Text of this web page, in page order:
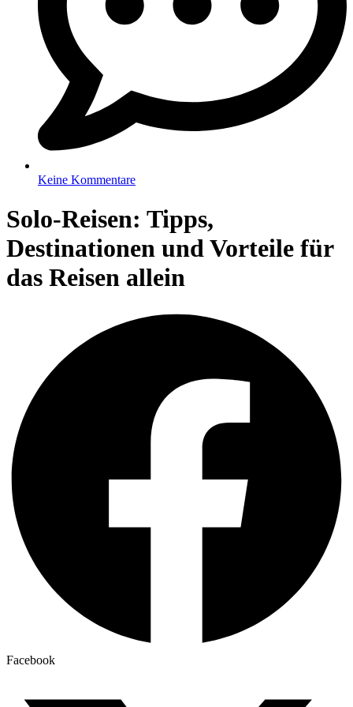
Keine Kommentare
Solo-Reisen: Tipps,
Destinationen und Vorteile für
das Reisen allein
Facebook